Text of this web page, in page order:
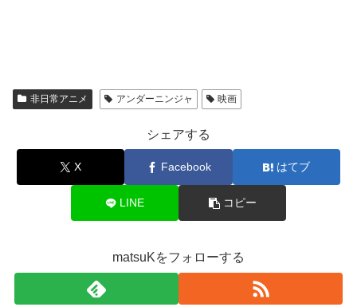
非日常アニメ アンダーニンジャ 映画
シェアする
X Facebook はてブ
LINE コピー
matsuKをフォローする